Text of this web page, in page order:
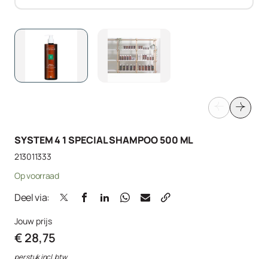
SYSTEM 4 1 SPECIAL SHAMPOO 500 ML
213011333
Op voorraad
Deel via:
Jouw prijs
€ 28,75
per stuk incl. btw